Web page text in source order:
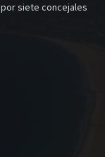
siete concejales